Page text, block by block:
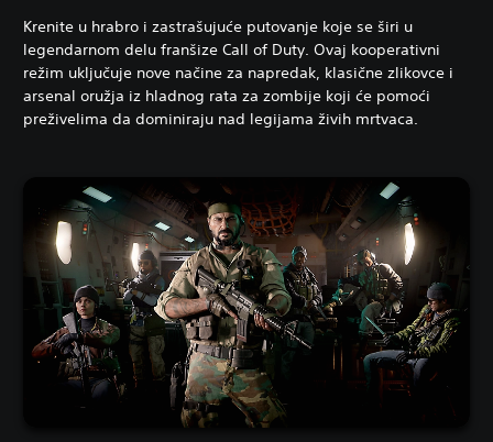
Krenite u hrabro i zastrašujuće putovanje koje se širi u
legendarnom delu franšize Call of Duty. Ovaj kooperativni
režim uključuje nove načine za napredak, klasične zlikovce i
arsenal oružja iz hladnog rata za zombije koji će pomoći
preživelima da dominiraju nad legijama živih mrtvaca.